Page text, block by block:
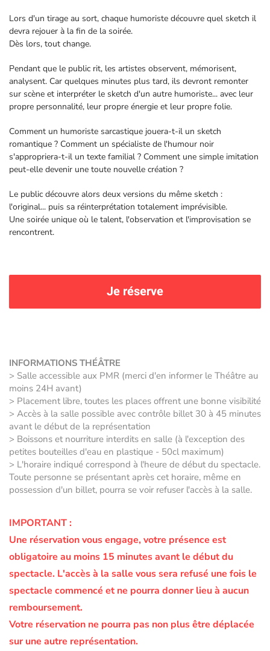
Lors d'un tirage au sort, chaque humoriste découvre quel sketch il
devra rejouer à la fin de la soirée.
Dès lors, tout change.
Pendant que le public rit, les artistes observent, mémorisent,
analysent. Car quelques minutes plus tard, ils devront remonter
sur scène et interpréter le sketch d'un autre humoriste... avec leur
propre personnalité, leur propre énergie et leur propre folie.
Comment un humoriste sarcastique jouera-t-il un sketch
romantique ? Comment un spécialiste de l'humour noir
s'appropriera-t-il un texte familial ? Comment une simple imitation
peut-elle devenir une toute nouvelle création ?
Le public découvre alors deux versions du même sketch :
l'original... puis sa réinterprétation totalement imprévisible.
Une soirée unique où le talent, l'observation et l'improvisation se
rencontrent.
Je réserve
INFORMATIONS THÉÂTRE
> Salle accessible aux PMR (merci d'en informer le Théâtre au
moins 24H avant)
> Placement libre, toutes les places offrent une bonne visibilité
> Accès à la salle possible avec contrôle billet 30 à 45 minutes
avant le début de la représentation
> Boissons et nourriture interdits en salle (à l'exception des
petites bouteilles d'eau en plastique - 50cl maximum)
> L'horaire indiqué correspond à l'heure de début du spectacle.
Toute personne se présentant après cet horaire, même en
possession d'un billet, pourra se voir refuser l'accès à la salle.
IMPORTANT :
Une réservation vous engage, votre présence est
obligatoire au moins 15 minutes avant le début du
spectacle. L'accès à la salle vous sera refusé une fois le
spectacle commencé et ne pourra donner lieu à aucun
remboursement.
Votre réservation ne pourra pas non plus être déplacée
sur une autre représentation.